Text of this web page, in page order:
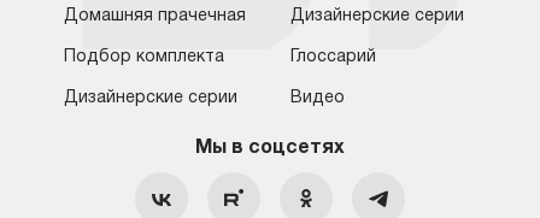
Москва
Москва
Краснодар
8 (800) 555-17-98 8 (495) 646-09-31
hello@asko-shop.ru
Домашняя прачечная
Подбор комплекта
Дизайнерские серии
Дизайнерские серии
Глоссарий
Видео
Мы в соцсетях